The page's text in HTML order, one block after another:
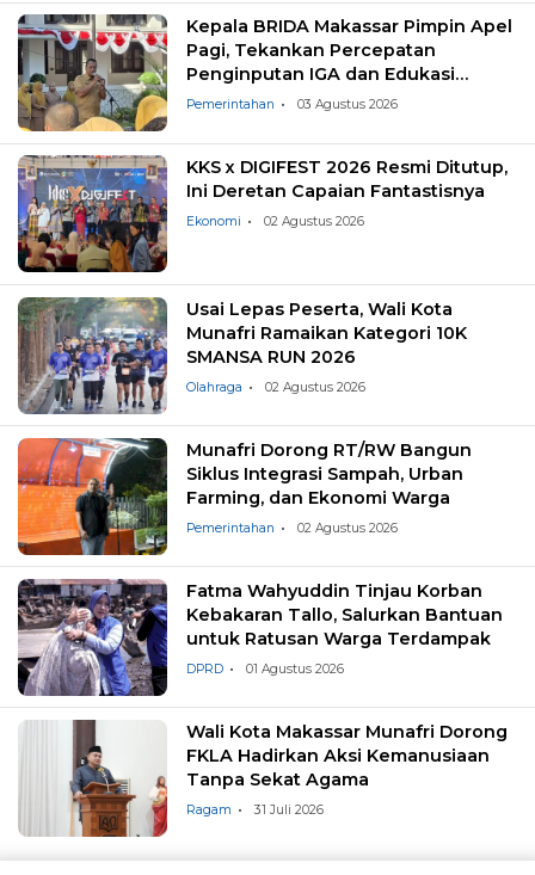
Kepala BRIDA Makassar Pimpin Apel
Pagi, Tekankan Percepatan
Penginputan IGA dan Edukasi
Pemilahan Sampah
Pemerintahan 03 Agustus 2026
KKS x DIGIFEST 2026 Resmi Ditutup,
Ini Deretan Capaian Fantastisnya
Ekonomi 02 Agustus 2026
Usai Lepas Peserta, Wali Kota
Munafri Ramaikan Kategori 10K
SMANSA RUN 2026
Olahraga 02 Agustus 2026
Munafri Dorong RT/RW Bangun
Siklus Integrasi Sampah, Urban
Farming, dan Ekonomi Warga
Pemerintahan 02 Agustus 2026
Fatma Wahyuddin Tinjau Korban
Kebakaran Tallo, Salurkan Bantuan
untuk Ratusan Warga Terdampak
DPRD 01 Agustus 2026
Wali Kota Makassar Munafri Dorong
FKLA Hadirkan Aksi Kemanusiaan
Tanpa Sekat Agama
Ragam 31 Juli 2026